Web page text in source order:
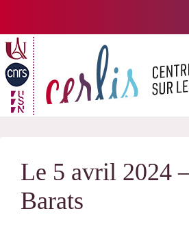
Le 5 avril 2024
Barats